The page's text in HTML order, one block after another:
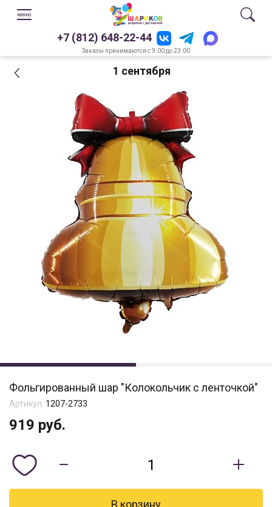
+7 (812) 648-22-44
Заказы принимаются с 9.00 до 23.00
1 сентября
Фольгированный шар "Колокольчик с ленточкой"
Артикул: 1207-2733
919 руб.